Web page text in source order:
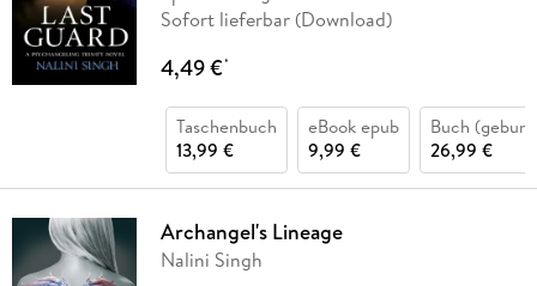
Sofort lieferbar (Download)
4,49 €*
Taschenbuch
13,99 €
eBook epub
9,99 €
Buch
26,99 €
Archangel's Lineage
Nalini Singh